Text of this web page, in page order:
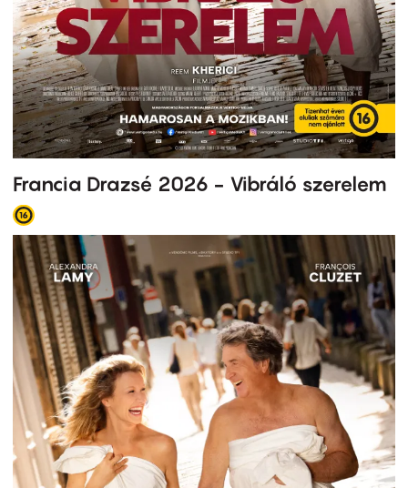
Francia Drazsé 2026 - Vibráló szerelem